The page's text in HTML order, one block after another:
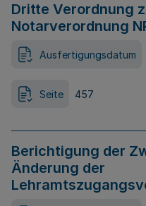
Dritte Verordnung
Notarverordnung
Ausfertigungsdatum
Seite 457
Berichtigung der
Änderung der